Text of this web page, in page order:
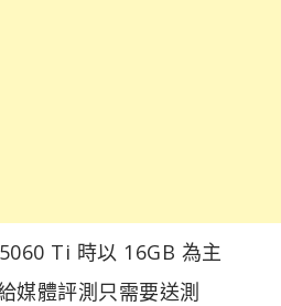
Ti 時以 16GB 為主
媒體評測只需要送測